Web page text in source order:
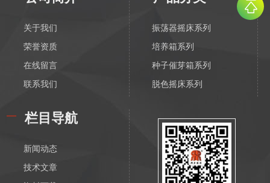
关于我们
荣誉资质
在线留言
联系我们
振荡器摇床系列
培养箱系列
种子催芽箱系列
脱色摇床系列
恒温磁力搅拌器系列
电动搅拌器系列
离心机系列
水浴锅系列
栏目导航
新闻动态
技术文章